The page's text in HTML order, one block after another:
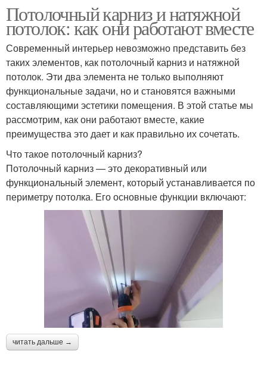
Потолочный карниз и натяжной
потолок: как они работают вместе
Современный интерьер невозможно представить без
таких элементов, как потолочный карниз и натяжной
потолок. Эти два элемента не только выполняют
функциональные задачи, но и становятся важными
составляющими эстетики помещения. В этой статье мы
рассмотрим, как они работают вместе, какие
преимущества это дает и как правильно их сочетать.
Что такое потолочный карниз?
Потолочный карниз — это декоративный или
функциональный элемент, который устанавливается по
периметру потолка. Его основные функции включают:
читать дальше →